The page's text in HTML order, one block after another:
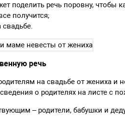
поделить речь поровну,
получится;
свадьбе.
речь
на свадьбе от жениха
о родителях на листе с
– родители, бабушки и